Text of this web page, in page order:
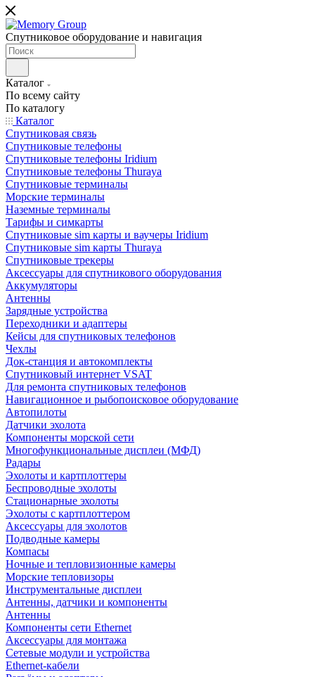
Спутниковое оборудование и навигация
Каталог
По всему сайту
По каталогу
Каталог
Спутниковая связь
Спутниковые телефоны
Спутниковые телефоны Iridium
Спутниковые телефоны Thuraya
Спутниковые терминалы
Морские терминалы
Наземные терминалы
Тарифы и симкарты
Спутниковые sim карты и ваучеры Iridium
Спутниковые sim карты Thuraya
Спутниковые трекеры
Аксессуары для спутникового оборудования
Аккумуляторы
Антенны
Зарядные устройства
Переходники и адаптеры
Кейсы для спутниковых телефонов
Чехлы
Док-станция и автокомплекты
Спутниковый интернет VSAT
Для ремонта спутниковых телефонов
Навигационное и рыбопоисковое оборудование
Автопилоты
Датчики эхолота
Компоненты морской сети
Многофункциональные дисплеи (МФД)
Радары
Эхолоты и картплоттеры
Беспроводные эхолоты
Стационарные эхолоты
Эхолоты с картплоттером
Аксессуары для эхолотов
Подводные камеры
Компасы
Ночные и тепловизионные камеры
Морские тепловизоры
Инструментальные дисплеи
Антенны, датчики и компоненты
Антенны
Компоненты сети Ethernet
Аксессуары для монтажа
Сетевые модули и устройства
Ethernet-кабели